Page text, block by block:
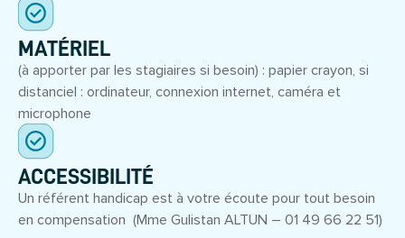
MATÉRIEL
(à apporter par les stagiaires si besoin) : papier crayon, si
distanciel : ordinateur, connexion internet, caméra et
microphone
ACCESSIBILITÉ
Un référent handicap est à votre écoute pour tout besoin
en compensation (Mme Gulistan ALTUN – 01 49 66 22 51)